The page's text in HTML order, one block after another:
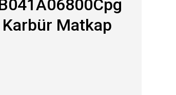
Matkap